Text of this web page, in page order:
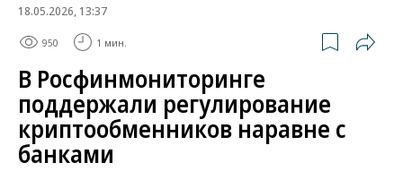
18.05.2026, 13:37
950 1 мин.
В Росфинмониторинге
поддержали регулирование
криптообменников наравне с
банками